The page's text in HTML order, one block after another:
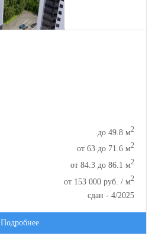
до 49.8 м2
от 63 до 71.6 м2
от 84.3 до 86.1 м2
от 153 000 руб. / м2
сдан - 4/2025
Подробнее